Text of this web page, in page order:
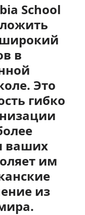
School
в
Это
гибко
ваших
им
из